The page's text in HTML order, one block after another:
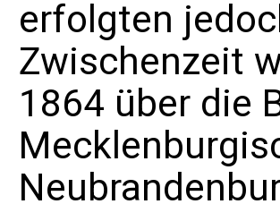
erfolgten
Zwischenzeit
1864 über die